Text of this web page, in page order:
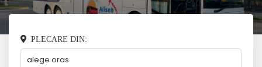
PLECARE DIN: